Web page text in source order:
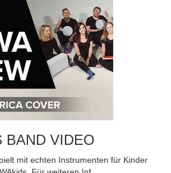
BAND VIDEO
mit echten Instrumenten für Kinder